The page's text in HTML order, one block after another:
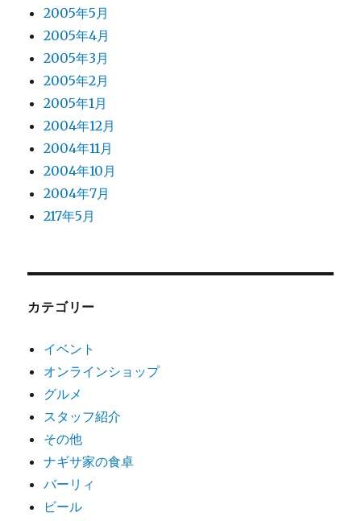
2005年5月
2005年4月
2005年3月
2005年2月
2005年1月
2004年12月
2004年11月
2004年10月
2004年7月
217年5月
カテゴリー
イベント
オンラインショップ
グルメ
スタッフ紹介
その他
ナギサ家の食卓
バーリィ
ビール